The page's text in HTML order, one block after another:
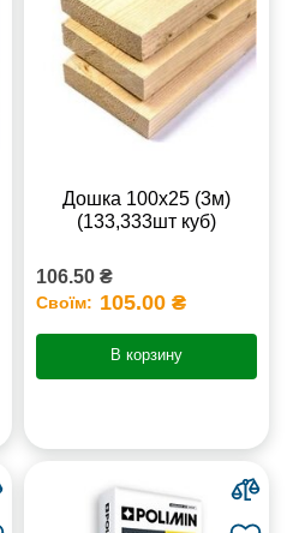
Дошка 100х25 (3м)
(133,333шт куб)
106.50 ₴
Своїм: 105.00 ₴
В корзину